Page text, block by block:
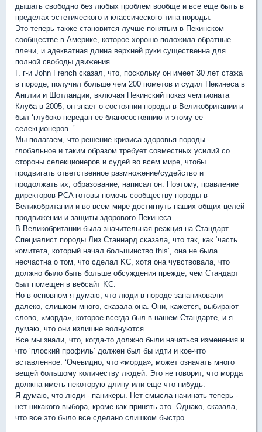
дышать свободно без любых проблем вообще и все еще быть в
пределах эстетического и классического типа породы.
Это теперь также становится лучше понятым в Пекинском
сообществе в Америке, которое хорошо положила обратные
плечи, и адекватная длина верхней руки существенна для
полной свободы движения.
Г. г-и John French сказал, что, поскольку он имеет 30 лет стажа
в породе, получил больше чем 200 пометов и судил Пекинеса в
Англии и Шотландии, включая Пекинский показ чемпионата
Клуба в 2005, он знает о состоянии породы в Великобритании и
был ‘глубоко передан ее благосостоянию и этому ее
селекционеров. ’
Мы полагаем, что решение кризиса здоровья породы -
глобальное и таким образом требует совместных усилий со
стороны селекционеров и судей во всем мире, чтобы
продвигать ответственное размножение/судейство и
продолжать их, образование, написал он. Поэтому, правление
директоров PCA готовы помочь сообществу породы в
Великобритании и во всем мире достигнуть наших общих целей
продвижении и защиты здорового Пекинеса
В Великобритании была значительная реакция на Стандарт.
Специалист породы Лиз Станнард сказала, что так, как ‘часть
комитета, который начал большинство this’, она не была
несчастна о том, что сделал KC, хотя она чувствовала, что
должно было быть больше обсуждения прежде, чем Стандарт
был помещен в вебсайт KC.
Но в основном я думаю, что люди в породе запаниковали
далеко, слишком много, сказала она. Они, кажется, выбирают
слово, «морда», которое всегда был в нашем Стандарте, и я
думаю, что они излишне волнуются.
Все мы знали, что, когда-то должно были начаться изменения и
что ‘плоский профиль’ должен был бы идти и кое-что
вставленное. ‘Очевидно, что «морда», может означать много
вещей большому количеству людей. Это не говорит, что морда
должна иметь некоторую длину или еще что-нибудь.
Я думаю, что люди - паникеры. Нет смысла начинать теперь -
нет никакого выбора, кроме как принять это. Однако, сказала,
что все это было все сделано слишком быстро.